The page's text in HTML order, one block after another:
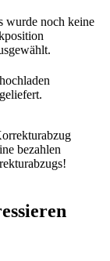
wurde noch keine
bezahlen